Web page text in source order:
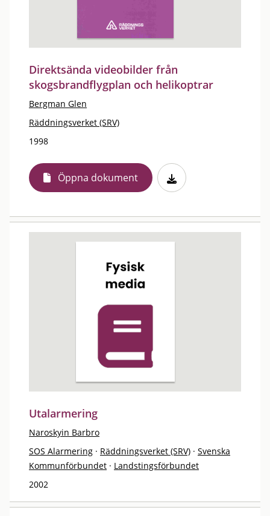
Direktsända videobilder från
skogsbrandflygplan och helikoptrar
Bergman Glen
Räddningsverket (SRV)
1998
Öppna dokument
Utalarmering
Naroskyin Barbro
SOS Alarmering · Räddningsverket (SRV) · Svenska
Kommunförbundet · Landstingsförbundet
2002